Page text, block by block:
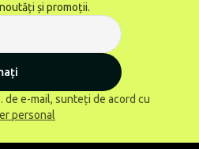
și promoții.
de e-mail, sunteți de acord cu
personal